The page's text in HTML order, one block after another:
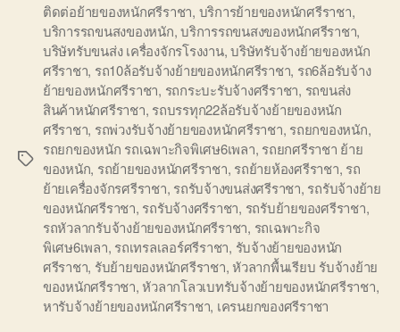
Tags
ติดต่อย้ายของหนักศรีราชา, บริการย้ายของหนักศรีราชา,
บริการรถขนสงของหนัก,บริการรถขนสงของหนักศรีราชา,
บริษัทรับขนส่ง เครื่องจักรโรงงาน,บริษัทรับจ้างย้ายของหนัก
ศรีราชา, รถ10ล้อรับจ้างย้ายของหนักศรีราชา, รถ6ล้อรับจ้าง
ย้ายของหนักศรีราชา, รถกระบะรับจ้างศรีราชา, รถขนส่ง
สินค้าหนักศรีราชา, รถบรรทุก22ล้อรับจ้างย้ายของหนัก
ศรีราชา, รถพ่วงรับจ้างย้ายของหนักศรีราชา, รถยกของหนัก,
รถยกของหนัก รถเฉพาะกิจพิเศษ6เพลา, รถยกศรีราชา ย้าย
ของหนัก, รถย้ายของหนักศรีราชา, รถย้ายห้องศรีราชา, รถ
ย้ายเครื่องจักรศรีราชา, รถรับจ้างขนส่งศรีราชา, รถรับจ้างย้าย
ของหนักศรีราชา, รถรับจ้างศรีราชา, รถรับย้ายของศรีราชา,
รถหัวลากรับจ้างย้ายของหนักศรีราชา, รถเฉพาะกิจ
พิเศษ6เพลา, รถเทรลเลอร์ศรีราชา, รับจ้างย้ายของหนัก
ศรีราชา, รับย้ายของหนักศรีราชา,หัวลากพื้นเรียบ รับจ้างย้าย
ของหนักศรีราชา,หัวลากโลวเบทรับจ้างย้ายของหนักศรีราชา,
หารับจ้างย้ายของหนักศรีราชา, เครนยกของศรีราชา